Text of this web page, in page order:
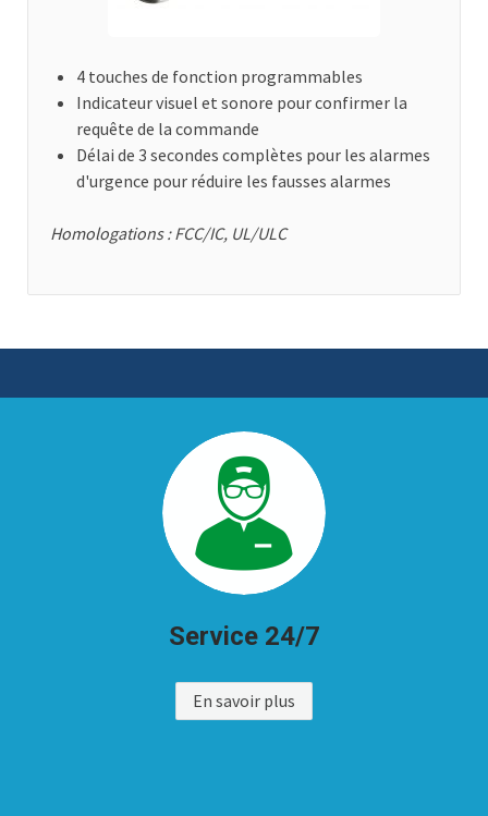
4 touches de fonction programmables
Indicateur visuel et sonore pour confirmer la
requête de la commande
Délai de 3 secondes complètes pour les alarmes
d'urgence pour réduire les fausses alarmes
Homologations : FCC/IC, UL/ULC
Service 24/7
En savoir plus